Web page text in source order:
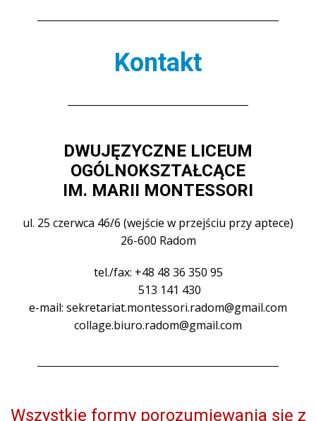
Kontakt
DWUJĘZYCZNE LICEUM
OGÓLNOKSZTAŁCĄCE
IM. MARII MONTESSORI
ul. 25 czerwca 46/6 (wejście w przejściu przy aptece)
26-600 Radom
tel./fax: +48 48 36 350 95
513 141 430
e-mail: sekretariat.montessori.radom@gmail.com
collage.biuro.radom@gmail.com
Wszystkie formy porozumiewania się z